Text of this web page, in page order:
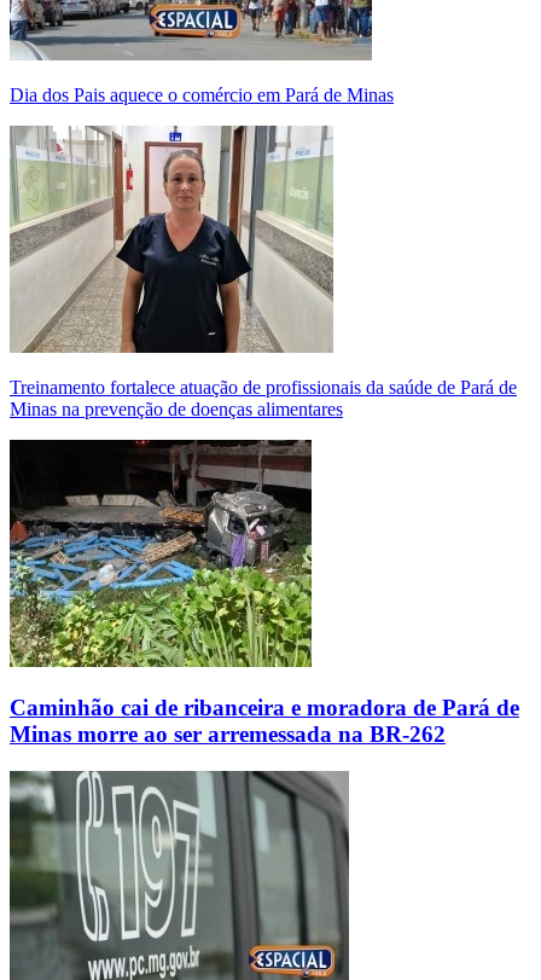
Dia dos Pais aquece o comércio em Pará de Minas
Treinamento fortalece atuação de profissionais da saúde de Pará de
Minas na prevenção de doenças alimentares
Caminhão cai de ribanceira e moradora de Pará de
Minas morre ao ser arremessada na BR-262